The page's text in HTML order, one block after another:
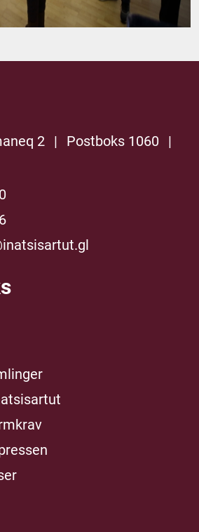
2 | Postboks 1060
|